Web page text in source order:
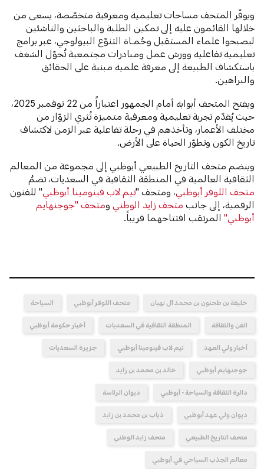
ويوفّر المتحف مساحات تعليمية ومعرفية متخصّصة، يسعى من
خلالها القائمون عليه إلى تمكين الطلبة والباحثين والناشئين
ليصبحوا علماء المستقبل وحُمـاة التنوّع البيولوجي، عبر برامج
تعليمية تفاعلية وورش عمل ومبادرات مجتمعية تُحوّل الشغف
باستكشاف الطبيعة إلى معرفة علمية مبنية على الحقائق
والبراهين.
ويفتح المتحف أبوابه أمام الجمهور اعتباراً من 22 نوفمبر 2025،
حيث يُقدّم تجربة تعليمية ومعرفية متميزة تُثري الزوّار من
مختلف الأعمار، وتأخذهم في رحلة تفاعلية عبر الزمن لاكتشاف
تاريخ الكون وتطوّر الحياة على الأرض.
وينضم متحف التاريخ الطبيعي أبوظبي إلى مجموعة من المعالم
الثقافية العالمية في المنطقة الثقافية في السعديات، تضمُ
متحف اللوفر أبوظبي، ومتحف "تيم لاب فينومينا أبوظبي" للفنون
الرقمية، إلى جانب متحف زايد الوطني ومتحف "جوجنهايم
أبوظبي" المرتقب افتتاحهما قريباً.
خليفة بن طحنون بن محمد آل نهيان متحف اللوفر أبوظبي السياحة
الفن والثقافة المنطقة الثقافية في السعديات أخبار حكومة أبوظبي
أخبار ولي العهد تيم لاب فينومينا أبوظبي جزيرة السعديات
جوجنهايم أبوظبي خالد بن محمد بن زايد
دائرة الثقافة والسياحة - أبوظبي ديوان الرئاسة
ديوان ولي عهد أبوظبي ذياب بن محمد بن زايد
متحف التاريخ الطبيعي متحف زايد الوطني
معالم الجذب السياحي في أبوظبي